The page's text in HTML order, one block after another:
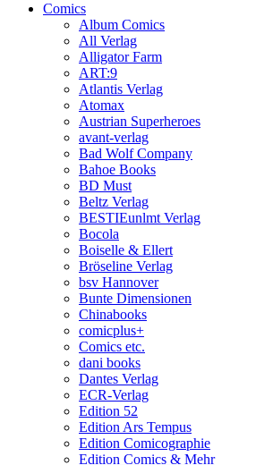
Comics
Album Comics
All Verlag
Alligator Farm
ART:9
Atlantis Verlag
Atomax
Austrian Superheroes
avant-verlag
Bad Wolf Company
Bahoe Books
BD Must
Beltz Verlag
BESTIEunlmt Verlag
Bocola
Boiselle & Ellert
Bröseline Verlag
bsv Hannover
Bunte Dimensionen
Chinabooks
comicplus+
Comics etc.
dani books
Dantes Verlag
ECR-Verlag
Edition 52
Edition Ars Tempus
Edition Comicographie
Edition Comics & Mehr